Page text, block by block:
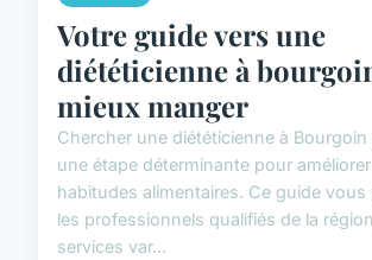
Votre guide vers une
diététicienne à
mieux manger
Chercher une diététicienne à
une étape déterminante pour
habitudes alimentaires. Ce guide vous
les professionnels qualifiés de la
services var...